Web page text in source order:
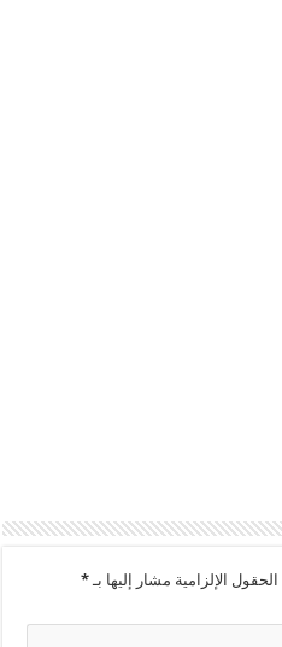
الحقول الإلزامية مشار إليها بـ*